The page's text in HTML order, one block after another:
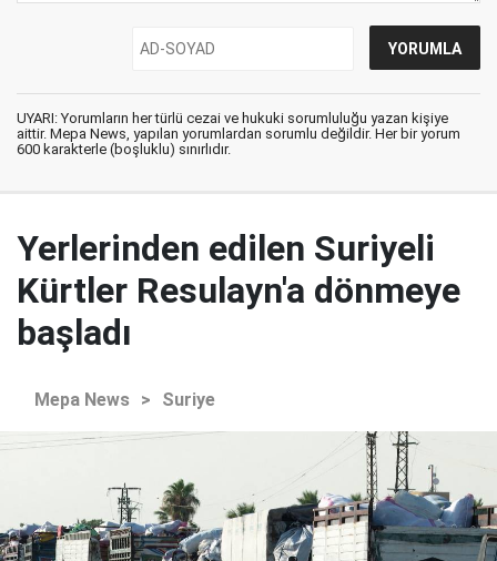
UYARI: Yorumların her türlü cezai ve hukuki sorumluluğu yazan kişiye
aittir. Mepa News, yapılan yorumlardan sorumlu değildir. Her bir yorum
600 karakterle (boşluklu) sınırlıdır.
Yerlerinden edilen Suriyeli
Kürtler Resulayn'a dönmeye
başladı
Mepa News > Suriye